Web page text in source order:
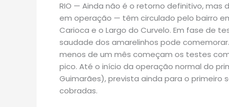
RIO — Ainda não é o retorno definitivo, mas
em operação — têm circulado pelo bairro
Carioca e o Largo do Curvelo. Em fase de
saudade dos amarelinhos pode
menos de um mês começam os testes
pico. Até o início da operação normal do
Guimarães), prevista ainda para o primeiro
cobradas.